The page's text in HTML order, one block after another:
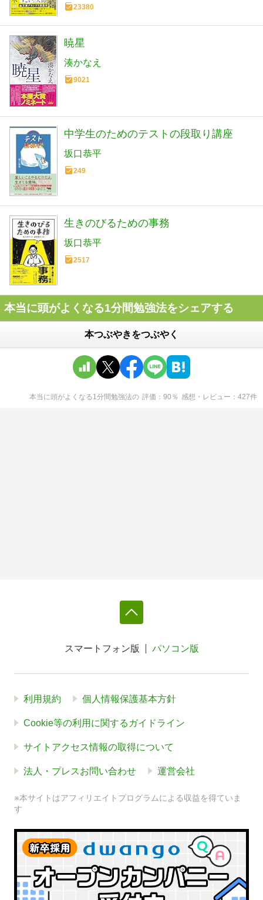
23380
暁星
湊かなえ
9021
中学生のためのテストの段取り講座
坂口恭平
249
生きのびるための事務
坂口恭平
2517
本当に頭がよくなる1分間勉強法をシェアする
本つぶやきをつぶやく
本当に頭がよくなる1分間勉強法の 評価 90 ％ 感想・レビュー 427件
スマートフォン版 パソコン版
利用規約 個人情報保護基本方針
Cookie等の利用に関するガイドライン
サイトアクセス情報の取得について
法人・プレスお問い合わせ 運営会社
※本サイトはアフィリエイトプログラムによる収益を得ていま
す